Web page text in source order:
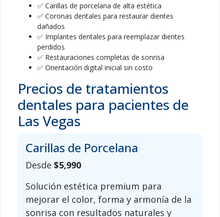
✅ Carillas de porcelana de alta estética
✅ Coronas dentales para restaurar dientes
dañados
✅ Implantes dentales para reemplazar dientes
perdidos
✅ Restauraciones completas de sonrisa
✅ Orientación digital inicial sin costo
Precios de tratamientos
dentales para pacientes de
Las Vegas
Carillas de Porcelana
Desde $5,990
Solución estética premium para
mejorar el color, forma y armonía de la
sonrisa con resultados naturales y